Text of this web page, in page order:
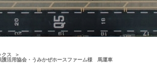
クス
護活用協会・うみかぜホースファーム様 馬運車